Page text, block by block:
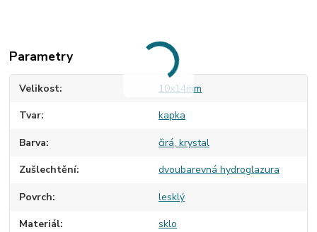
Parametry
Velikost 10x14mm
Tvar kapka
Barva čirá, krystal
Zušlechtění dvoubarevná hydroglazura
Povrch lesklý
Materiál sklo